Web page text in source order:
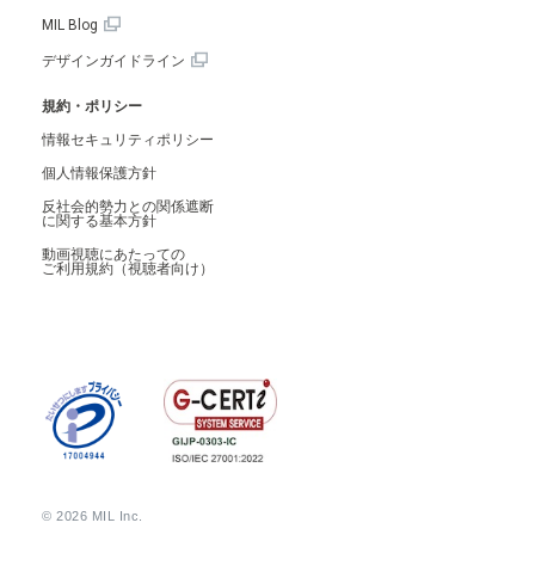
MIL Blog
デザインガイドライン
規約・ポリシー
情報セキュリティポリシー
個人情報保護方針
反社会的勢力との関係遮断
に関する基本方針
動画視聴にあたっての
ご利用規約（視聴者向け）
© 2026 MIL Inc.